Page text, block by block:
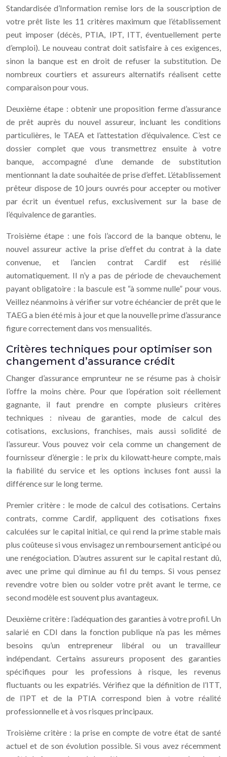
Standardisée d’Information remise lors de la souscription de
votre prêt liste les 11 critères maximum que l’établissement
peut imposer (décès, PTIA, IPT, ITT, éventuellement perte
d’emploi). Le nouveau contrat doit satisfaire à ces exigences,
sinon la banque est en droit de refuser la substitution. De
nombreux courtiers et assureurs alternatifs réalisent cette
comparaison pour vous.
Deuxième étape : obtenir une proposition ferme d’assurance
de prêt auprès du nouvel assureur, incluant les conditions
particulières, le TAEA et l’attestation d’équivalence. C’est ce
dossier complet que vous transmettrez ensuite à votre
banque, accompagné d’une demande de substitution
mentionnant la date souhaitée de prise d’effet. L’établissement
prêteur dispose de 10 jours ouvrés pour accepter ou motiver
par écrit un éventuel refus, exclusivement sur la base de
l’équivalence de garanties.
Troisième étape : une fois l’accord de la banque obtenu, le
nouvel assureur active la prise d’effet du contrat à la date
convenue, et l’ancien contrat Cardif est résilié
automatiquement. Il n’y a pas de période de chevauchement
payant obligatoire : la bascule est “à somme nulle” pour vous.
Veillez néanmoins à vérifier sur votre échéancier de prêt que le
TAEG a bien été mis à jour et que la nouvelle prime d’assurance
figure correctement dans vos mensualités.
Critères techniques pour optimiser son
changement d’assurance crédit
Changer d’assurance emprunteur ne se résume pas à choisir
l’offre la moins chère. Pour que l’opération soit réellement
gagnante, il faut prendre en compte plusieurs critères
techniques : niveau de garanties, mode de calcul des
cotisations, exclusions, franchises, mais aussi solidité de
l’assureur. Vous pouvez voir cela comme un changement de
fournisseur d’énergie : le prix du kilowatt‑heure compte, mais
la fiabilité du service et les options incluses font aussi la
différence sur le long terme.
Premier critère : le mode de calcul des cotisations. Certains
contrats, comme Cardif, appliquent des cotisations fixes
calculées sur le capital initial, ce qui rend la prime stable mais
plus coûteuse si vous envisagez un remboursement anticipé ou
une renégociation. D’autres assurent sur le capital restant dû,
avec une prime qui diminue au fil du temps. Si vous pensez
revendre votre bien ou solder votre prêt avant le terme, ce
second modèle est souvent plus avantageux.
Deuxième critère : l’adéquation des garanties à votre profil. Un
salarié en CDI dans la fonction publique n’a pas les mêmes
besoins qu’un entrepreneur libéral ou un travailleur
indépendant. Certains assureurs proposent des garanties
spécifiques pour les professions à risque, les revenus
fluctuants ou les expatriés. Vérifiez que la définition de l’ITT,
de l’IPT et de la PTIA correspond bien à votre réalité
professionnelle et à vos risques principaux.
Troisième critère : la prise en compte de votre état de santé
actuel et de son évolution possible. Si vous avez récemment